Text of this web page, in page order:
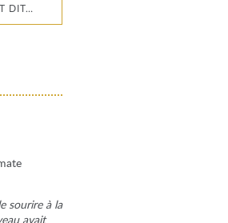
DIT…
sourire à la
avait